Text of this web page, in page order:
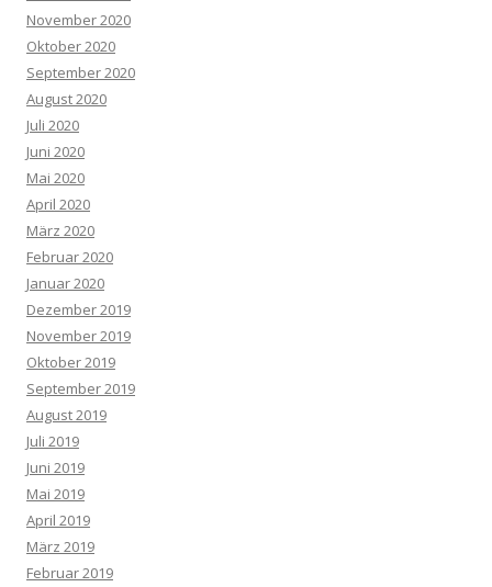
November 2020
Oktober 2020
September 2020
August 2020
Juli 2020
Juni 2020
Mai 2020
April 2020
März 2020
Februar 2020
Januar 2020
Dezember 2019
November 2019
Oktober 2019
September 2019
August 2019
Juli 2019
Juni 2019
Mai 2019
April 2019
März 2019
Februar 2019